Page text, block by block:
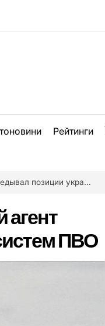
Рейтинги
украинских систем ПВО
ПВО